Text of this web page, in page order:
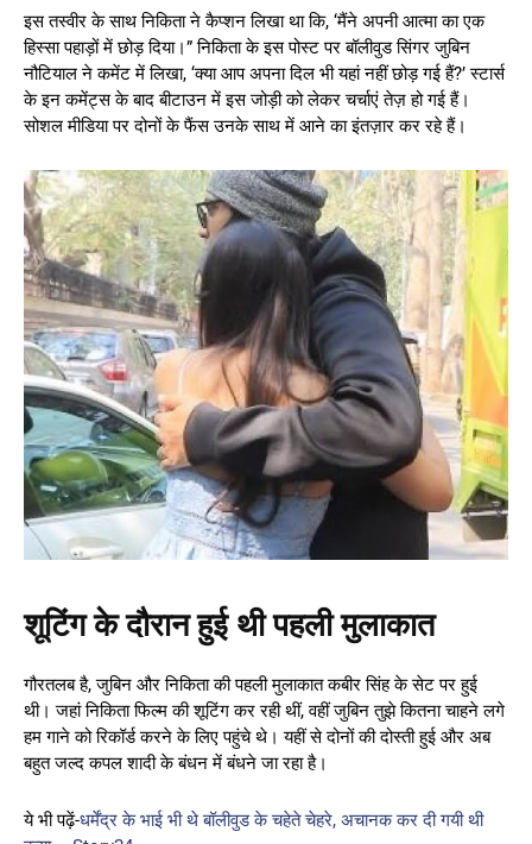
इस तस्वीर के साथ निकिता ने कैप्शन लिखा था कि, ‘मैंने अपनी आत्मा का एक
हिस्सा पहाड़ों में छोड़ दिया।” निकिता के इस पोस्ट पर बॉलीवुड सिंगर जुबिन
नौटियाल ने कमेंट में लिखा, ‘क्या आप अपना दिल भी यहां नहीं छोड़ गई हैं?’ स्टार्स
के इन कमेंट्स के बाद बीटाउन में इस जोड़ी को लेकर चर्चाएं तेज़ हो गई हैं।
सोशल मीडिया पर दोनों के फैंस उनके साथ में आने का इंतज़ार कर रहे हैं।
शूटिंग के दौरान हुई थी पहली मुलाकात
गौरतलब है, जुबिन और निकिता की पहली मुलाकात कबीर सिंह के सेट पर हुई
थी। जहां निकिता फिल्म की शूटिंग कर रही थीं, वहीं जुबिन तुझे कितना चाहने लगे
हम गाने को रिकॉर्ड करने के लिए पहुंचे थे। यहीं से दोनों की दोस्ती हुई और अब
बहुत जल्द कपल शादी के बंधन में बंधने जा रहा है।
ये भी पढ़ें-धर्मेंद्र के भाई भी थे बॉलीवुड के चहेते चेहरे, अचानक कर दी गयी थी